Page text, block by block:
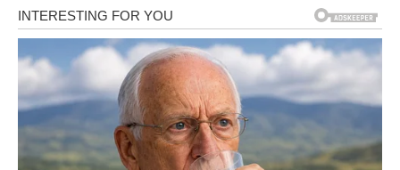
i spreman na iskren razgovor.
Ako si u vezi – produbljivanje odnosa.
Ako si slobodan – neko pokazuje ozbiljne namere.
Nedelja donosi unutrašnji mir i osećaj da si na pravom